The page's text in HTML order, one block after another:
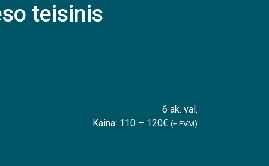
teisinis
6 ak. val.
Kaina: 110 – 120€ (+ PVM)